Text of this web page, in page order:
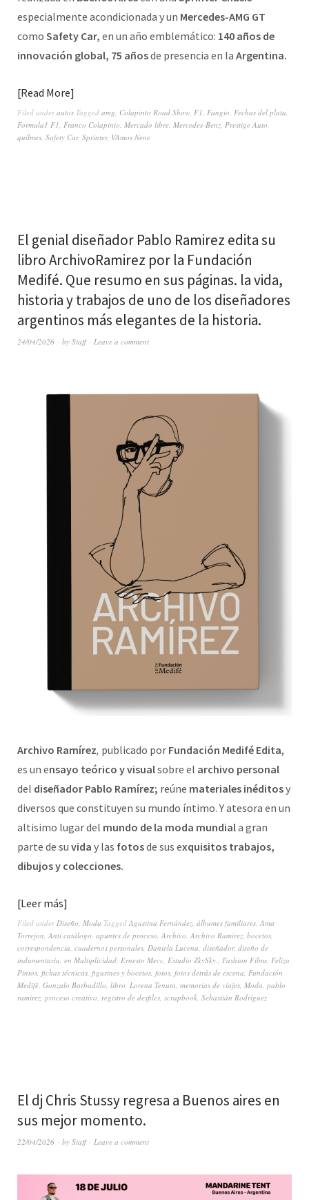
especialmente acondicionada y un Mercedes-AMG GT
como Safety Car, en un año emblemático: 140 años de
innovación global, 75 añosde presencia en la Argentina.
Read More
Filed underautos Tagged amg Colapinto Road Show F1 Fangio Fechas del plata
Formula1 F1 Franco Colapinto Mercado libre Mercedes-Benz Prestige Auto
quilmes Safety Car, Sprinter, VAmos Nene
El genial diseñador Pablo Ramirez edita su
libro ArchivoRamirez por la Fundación
Medifé. Que resumo en sus páginas. la vida,
historia y trabajos de uno de los diseñadores
argentinos más elegantes de la historia.
24/04/2026 by Staff Leave a comment
Archivo Ramírez, publicado por Fundación Medifé Edita,
es un ensayo teórico y visualsobre el archivo personal
del diseñador Pablo Ramírez; reúne materiales inéditosy
diversos que constituyen su mundo íntimo. Y atesora en un
altisimo lugar del mundo de la moda mundiala gran
parte de su vida y las fotosde sus exquisitos trabajos,
dibujos y colecciones.
Leer más
Filed underDiseño, Moda Tagged Agustina Fernández, álbumes familiares, Ama
Torrejon, Anti catálogo, apuntes de proceso, Archivo, Archivo Ramirez, bocetos,
correspondencia, cuadernos personales, Daniela Lucena, diseñador, diseño de
indumentaria, en Multiplicidad, Ernesto Mecc, Estudio ZkySky., Fashion Films, Feliza
Pintos, fichas técnicas, figurines y bocetos, fotos, fotos detrás de escena, Fundación
Medifé, Gonzalo Barbadillo, libro, Lorena Tenuta, memorias de viajes, Moda, pablo
ramirez, proceso creativo, registro de desfiles, scrapbook, Sebastián Rodríguez
El dj Chris Stussy regresa a Buenos aires en
sus mejor momento.
22/04/2026 by Staff Leave a comment